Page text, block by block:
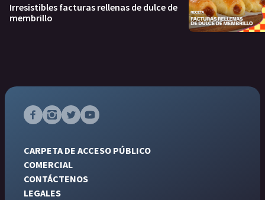
Irresistibles facturas rellenas de dulce de
membrillo
CARPETA DE ACCESO PÚBLICO
COMERCIAL
CONTÁCTENOS
LEGALES